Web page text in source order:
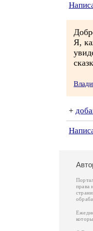
Я,
+
права